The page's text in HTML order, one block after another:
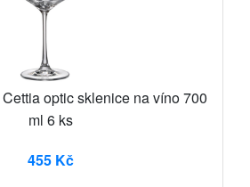
optic sklenice na víno 700
ml 6 ks
455 Kč